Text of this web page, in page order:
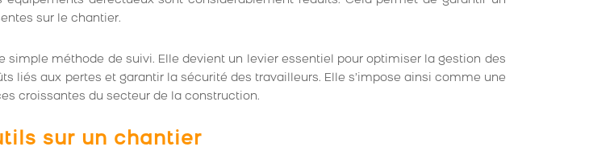
sur le chantier.
simple méthode de suivi. Elle devient un levier essentiel pour optimiser la gestion des
liés aux pertes et garantir la sécurité des travailleurs. Elle s’impose ainsi comme une
croissantes du secteur de la construction.
sur un chantier